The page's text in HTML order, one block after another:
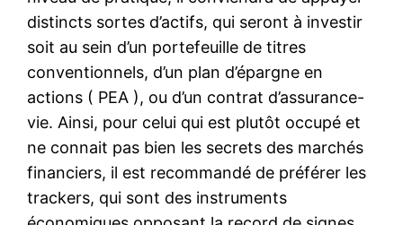
distincts sortes d’actifs, qui seront à investir
soit au sein d’un portefeuille de titres
conventionnels, d’un plan d’épargne en
actions ( PEA ), ou d’un contrat d’assurance-
vie. Ainsi, pour celui qui est plutôt occupé et
ne connait pas bien les secrets des marchés
financiers, il est recommandé de préférer les
trackers, qui sont des instruments